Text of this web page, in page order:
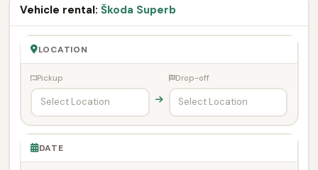
Vehicle rental: Škoda Superb
LOCATION
Pickup Drop-off
DATE